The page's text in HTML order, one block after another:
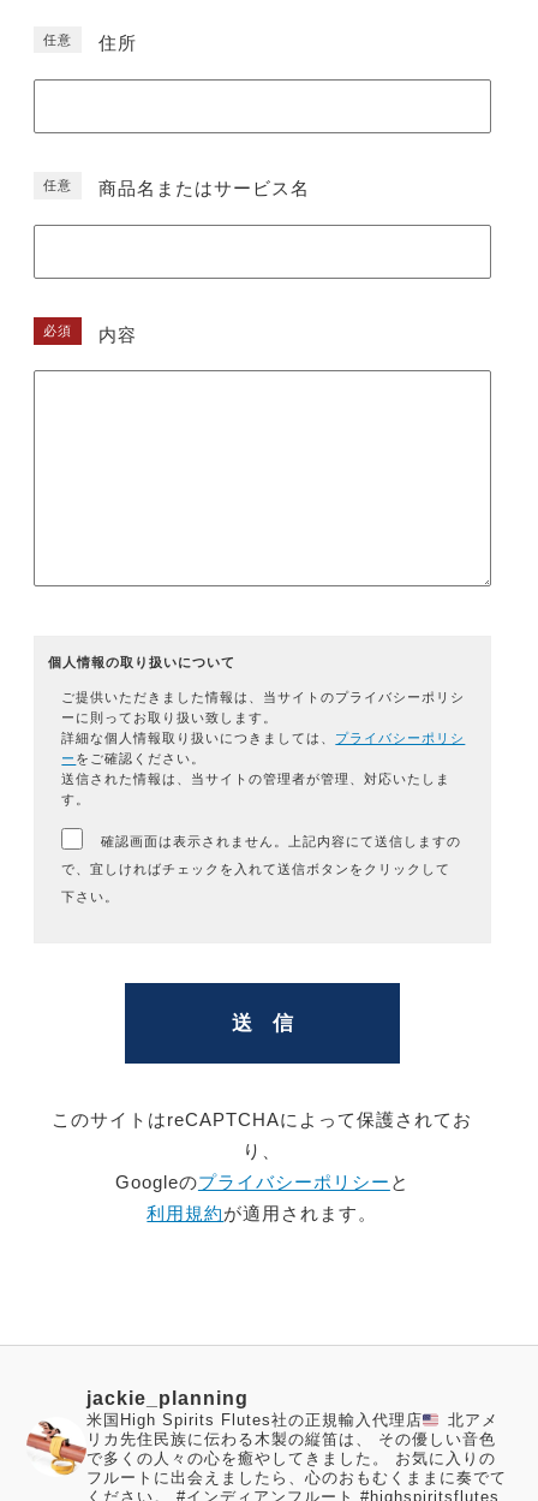
任意 住所
任意 商品名またはサービス名
必須 内容
個人情報の取り扱いについて
ご提供いただきました情報は、当サイトのプライバシーポリシ
ーに則ってお取り扱い致します。
詳細な個人情報取り扱いにつきましては、 プライバシーポリシ
ー をご確認ください。
送信された情報は、当サイトの管理者が管理、対応いたしま
す。
確認画面は表示されません。上記内容にて送信しますの
で、宜しければチェックを入れて送信ボタンをクリックして
下さい。
このサイトはreCAPTCHAによって保護されてお
り、
Googleのプライバシーポリシー と
利用規約が適用されます。
jackie_planning
米国High Spirits Flutes社の正規輸入代理店
北アメ
リカ先住民族に伝わる木製の縦笛は、 その優しい音色
で多くの人々の心を癒やしてきました。
お気に入りの
フルートに出会えましたら、心のおもむくままに奏でて
ください。
#インディアンフルート #highspiritsflutes